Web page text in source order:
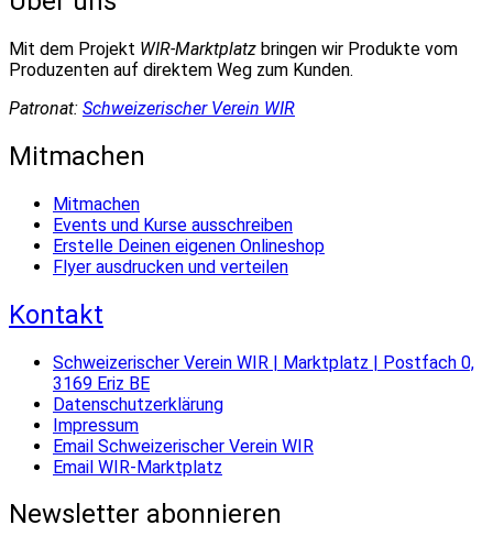
Mit dem Projekt WIR-Marktplatz bringen wir Produkte vom
Produzenten auf direktem Weg zum Kunden.
Patronat: Schweizerischer Verein WIR
Mitmachen
Mitmachen
Events und Kurse ausschreiben
Erstelle Deinen eigenen Onlineshop
Flyer ausdrucken und verteilen
Kontakt
Schweizerischer Verein WIR | Marktplatz | Postfach 0,
3169 Eriz BE
Datenschutzerklärung
Impressum
Email Schweizerischer Verein WIR
Email WIR-Marktplatz
Newsletter abonnieren